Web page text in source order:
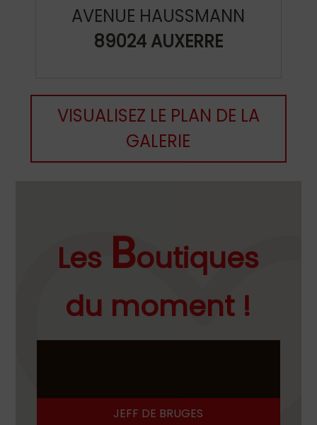
AVENUE HAUSSMANN
89024 AUXERRE
VISUALISEZ LE PLAN DE LA
GALERIE
Les Boutiques
du moment !
JEFF DE BRUGES